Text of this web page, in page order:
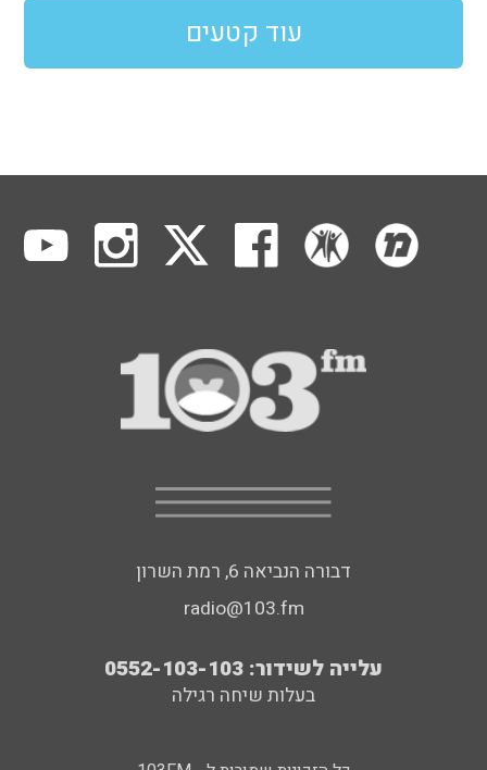
עוד קטעים
דבורה הנביאה 6, רמת השרון
radio@103.fm
עלייה לשידור: 0552-103-103
בעלות שיחה רגילה